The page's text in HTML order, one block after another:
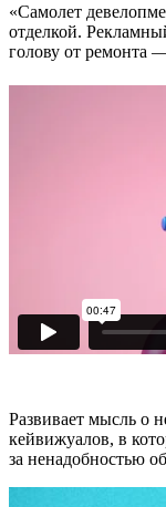
«Самолет
отделкой.
голову от ремонта
Развивает мысль о
кейвижуалов, в
за ненадобностью